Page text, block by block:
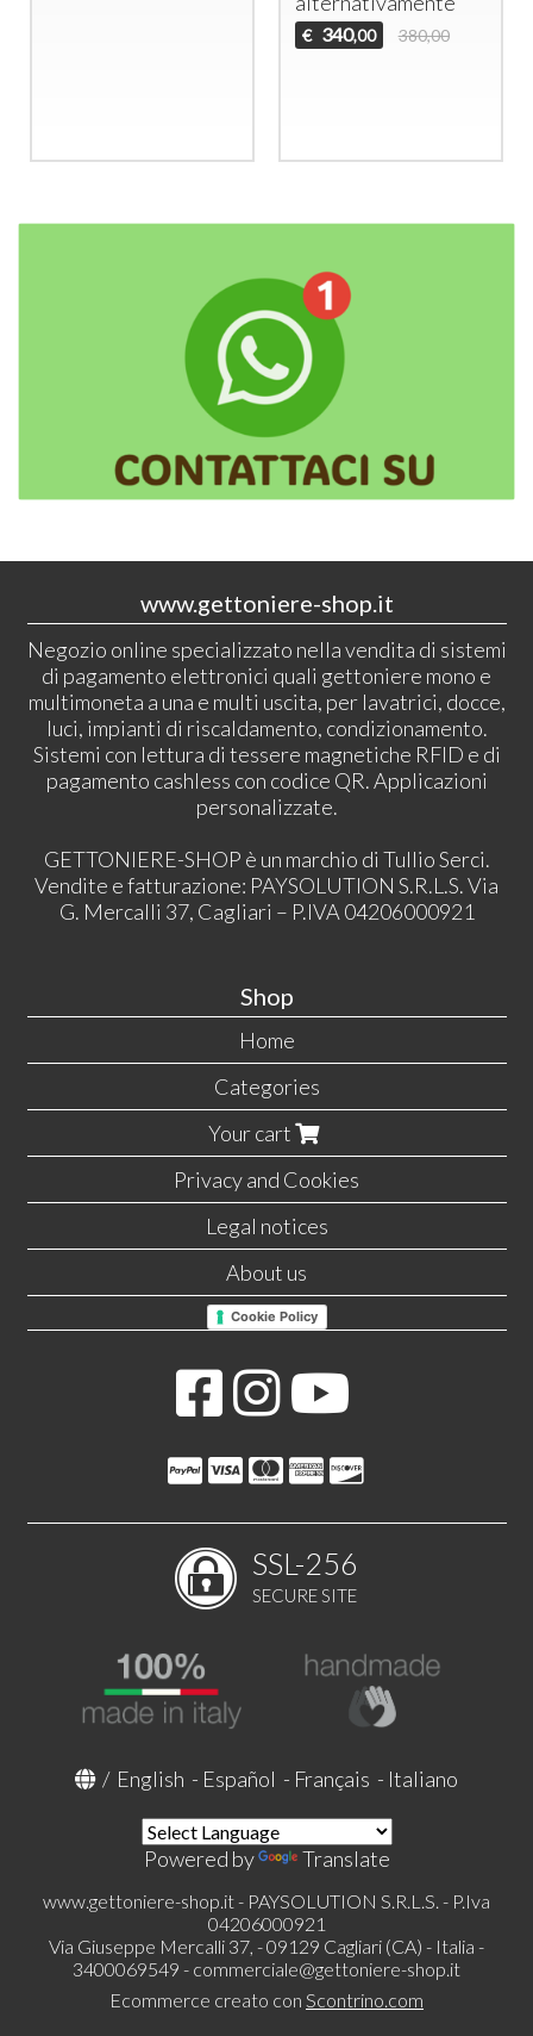
€ 340,00 380,00
www.gettoniere-shop.it
Negozio online specializzato nella vendita di sistemi
di pagamento elettronici quali gettoniere mono e
multimoneta a una e multi uscita, per lavatrici, docce,
luci, impianti di riscaldamento, condizionamento.
Sistemi con lettura di tessere magnetiche RFID e di
pagamento cashless con codice QR. Applicazioni
personalizzate.
GETTONIERE-SHOP è un marchio di Tullio Serci.
Vendite e fatturazione: PAYSOLUTION S.R.L.S. Via
G. Mercalli 37, Cagliari – P.IVA 04206000921
Shop
Home
Categories
Your cart
Privacy and Cookies
Legal notices
About us
Cookie Policy
SSL-256
SECURE SITE
/ English - Español - Français - Italiano
Powered by Translate
www.gettoniere-shop.it - PAYSOLUTION S.R.L.S. - P.Iva
04206000921
Via Giuseppe Mercalli 37, - 09129 Cagliari (CA) - Italia -
3400069549 - commerciale@gettoniere-shop.it
Ecommerce creato con Scontrino.com